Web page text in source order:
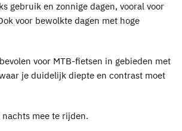
gebruik en zonnige dagen, vooral voor
voor bewolkte dagen met hoge
voor MTB-fietsen in gebieden met
je duidelijk diepte en contrast moet
nachts mee te rijden.